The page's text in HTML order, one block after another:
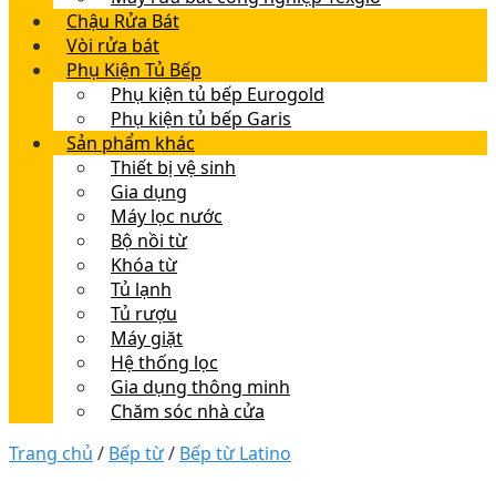
Chậu Rửa Bát
Vòi rửa bát
Phụ Kiện Tủ Bếp
Phụ kiện tủ bếp Eurogold
Phụ kiện tủ bếp Garis
Sản phẩm khác
Thiết bị vệ sinh
Gia dụng
Máy lọc nước
Bộ nồi từ
Khóa từ
Tủ lạnh
Tủ rượu
Máy giặt
Hệ thống lọc
Gia dụng thông minh
Chăm sóc nhà cửa
Trang chủ / Bếp từ/ Bếp từ Latino